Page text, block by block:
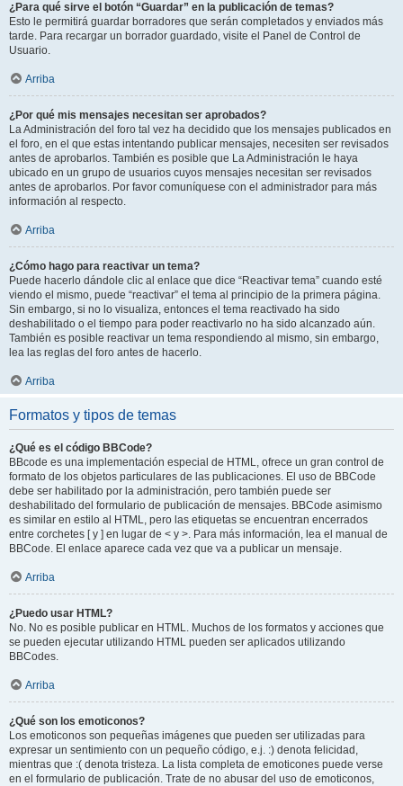
¿Para qué sirve el botón “Guardar” en la publicación de temas?
Esto le permitirá guardar borradores que serán completados y enviados más
tarde. Para recargar un borrador guardado, visite el Panel de Control de
Usuario.
Arriba
¿Por qué mis mensajes necesitan ser aprobados?
La Administración del foro tal vez ha decidido que los mensajes publicados en
el foro, en el que estas intentando publicar mensajes, necesiten ser revisados
antes de aprobarlos. También es posible que La Administración le haya
ubicado en un grupo de usuarios cuyos mensajes necesitan ser revisados
antes de aprobarlos. Por favor comuníquese con el administrador para más
información al respecto.
Arriba
¿Cómo hago para reactivar un tema?
Puede hacerlo dándole clic al enlace que dice “Reactivar tema” cuando esté
viendo el mismo, puede “reactivar” el tema al principio de la primera página.
Sin embargo, si no lo visualiza, entonces el tema reactivado ha sido
deshabilitado o el tiempo para poder reactivarlo no ha sido alcanzado aún.
También es posible reactivar un tema respondiendo al mismo, sin embargo,
lea las reglas del foro antes de hacerlo.
Arriba
Formatos y tipos de temas
¿Qué es el código BBCode?
BBcode es una implementación especial de HTML, ofrece un gran control de
formato de los objetos particulares de las publicaciones. El uso de BBCode
debe ser habilitado por la administración, pero también puede ser
deshabilitado del formulario de publicación de mensajes. BBCode asimismo
es similar en estilo al HTML, pero las etiquetas se encuentran encerrados
entre corchetes [ y ] en lugar de < y >. Para más información, lea el manual de
BBCode. El enlace aparece cada vez que va a publicar un mensaje.
Arriba
¿Puedo usar HTML?
No. No es posible publicar en HTML. Muchos de los formatos y acciones que
se pueden ejecutar utilizando HTML pueden ser aplicados utilizando
BBCodes.
Arriba
¿Qué son los emoticonos?
Los emoticonos son pequeñas imágenes que pueden ser utilizadas para
expresar un sentimiento con un pequeño código, e.j. :) denota felicidad,
mientras que :( denota tristeza. La lista completa de emoticones puede verse
en el formulario de publicación. Trate de no abusar del uso de emoticonos,